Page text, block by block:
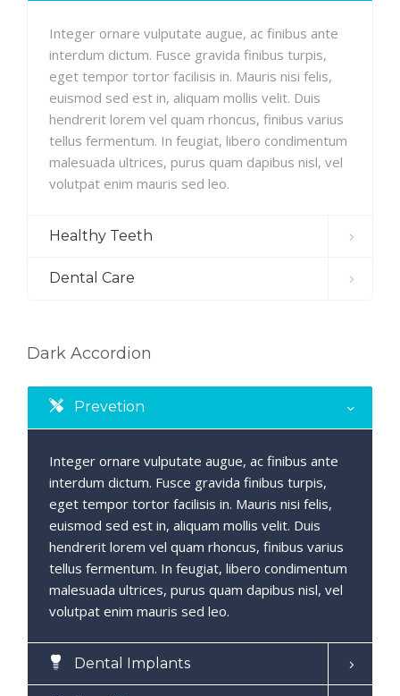
Integer ornare vulputate augue, ac finibus ante
interdum dictum. Fusce gravida finibus turpis,
eget tempor tortor facilisis in. Mauris nisi felis,
euismod sed est in, aliquam mollis velit. Duis
hendrerit lorem vel quam rhoncus, finibus varius
tellus fermentum. In feugiat, libero condimentum
malesuada ultrices, purus quam dapibus nisl, vel
volutpat enim mauris sed leo.
Healthy Teeth
Dental Care
Dark Accordion
Prevetion
Integer ornare vulputate augue, ac finibus ante
interdum dictum. Fusce gravida finibus turpis,
eget tempor tortor facilisis in. Mauris nisi felis,
euismod sed est in, aliquam mollis velit. Duis
hendrerit lorem vel quam rhoncus, finibus varius
tellus fermentum. In feugiat, libero condimentum
malesuada ultrices, purus quam dapibus nisl, vel
volutpat enim mauris sed leo.
Dental Implants